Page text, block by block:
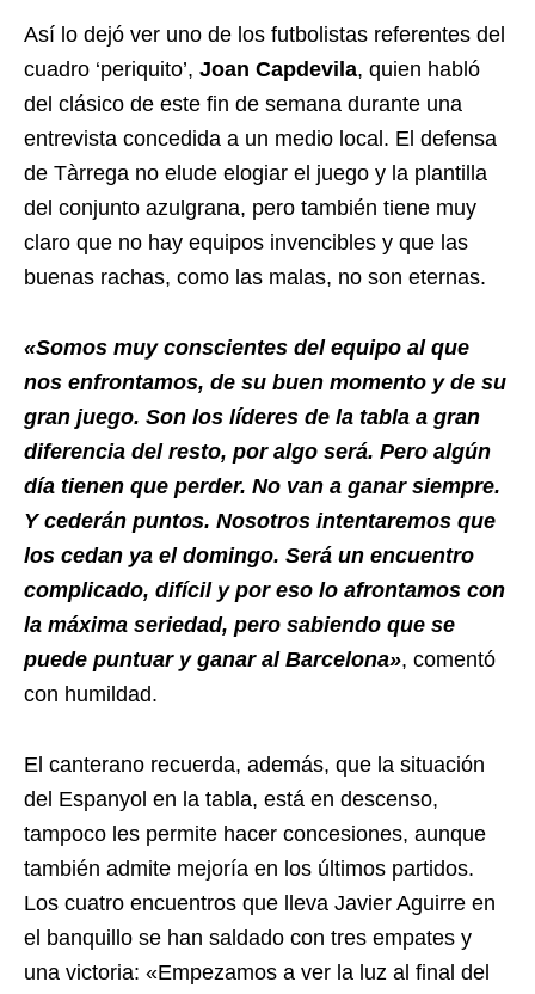
Así lo dejó ver uno de los futbolistas referentes del
cuadro ‘periquito’, Joan Capdevila, quien habló
del clásico de este fin de semana durante una
entrevista concedida a un medio local. El defensa
de Tàrrega no elude elogiar el juego y la plantilla
del conjunto azulgrana, pero también tiene muy
claro que no hay equipos invencibles y que las
buenas rachas, como las malas, no son eternas.
«Somos muy conscientes del equipo al que
nos enfrontamos, de su buen momento y de su
gran juego. Son los líderes de la tabla a gran
diferencia del resto, por algo será. Pero algún
día tienen que perder. No van a ganar siempre.
Y cederán puntos. Nosotros intentaremos que
los cedan ya el domingo. Será un encuentro
complicado, difícil y por eso lo afrontamos con
la máxima seriedad, pero sabiendo que se
puede puntuar y ganar al Barcelona», comentó
con humildad.
El canterano recuerda, además, que la situación
del Espanyol en la tabla, está en descenso,
tampoco les permite hacer concesiones, aunque
también admite mejoría en los últimos partidos.
Los cuatro encuentros que lleva Javier Aguirre en
el banquillo se han saldado con tres empates y
una victoria: «Empezamos a ver la luz al final del